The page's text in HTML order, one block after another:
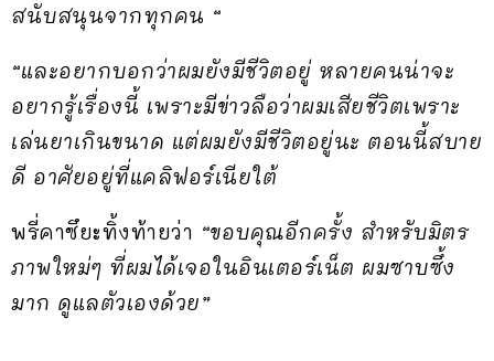
สนับสนุนจากทุกคน “
“และอยากบอกว่าผมยังมีชีวิตอยู่ หลายคนน่าจะ
อยากรู้เรื่องนี้ เพราะมีข่าวลือว่าผมเสียชีวิตเพราะ
เล่นยาเกินขนาด แต่ผมยังมีชีวิตอยู่นะ ตอนนี้สบาย
ดี อาศัยอยู่ที่แคลิฟอร์เนียใต้
พรี่คาซึยะทิ้งท้ายว่า “ขอบคุณอีกครั้ง สำหรับมิตร
ภาพใหม่ๆ ที่ผมได้เจอในอินเตอร์เน็ต ผมซาบซึ้ง
มาก ดูแลตัวเองด้วย”